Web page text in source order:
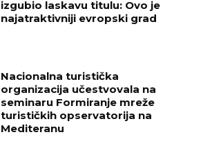
izgubio laskavu titulu: Ovo je
najatraktivniji evropski grad
Nacionalna turistička
organizacija učestvovala na
seminaru Formiranje mreže
turističkih opservatorija na
Mediteranu